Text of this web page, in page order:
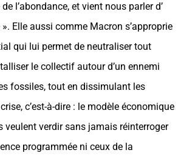
l’abondance, et vient nous parler d’
Elle aussi comme Macron s’approprie
qui lui permet de neutraliser tout
le collectif autour d’un ennemi
fossiles, tout en dissimulant les
c’est-à-dire : le modèle économique
veulent verdir sans jamais réinterroger
programmée ni ceux de la